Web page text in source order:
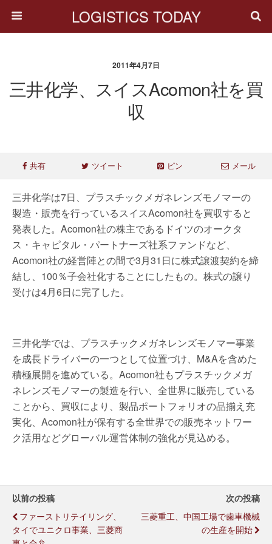
LOGISTICS TODAY
2011年4月7日
三井化学、スイスAcomon社を買
収
共有 ツイート ピン メール
三井化学は7日、プラスチックメガネレンズモノマーの
製造・販売を行っているスイスAcomon社を買収すると
発表した。Acomon社の株主であるドイツのオークタ
ス・キャピタル・パートナーズ社系ファンドなど、
Acomon社の経営陣との間で3月31日に株式譲渡契約を締
結し、100％子会社化することにしたもの。株式の譲り
受けは4月6日に完了した。
三井化学では、プラスチックメガネレンズモノマー事業
を成長ドライバーの一つとして位置づけ、M&Aを含めた
積極展開を進めている。Acomon社もプラスチックメガ
ネレンズモノマーの製造を行い、全世界に販売している
ことから、買収により、製品ポートフォリオの品揃え充
実化、Acomon社が保有する全世界での販売ネットワー
ク活用などグローバル運営体制の強化が見込める。
以前の投稿
ファーストリテイリング、
タイでユニクロ事業、三菱商
次の投稿
三菱重工、中国工場で歯車機械
の生産を開始